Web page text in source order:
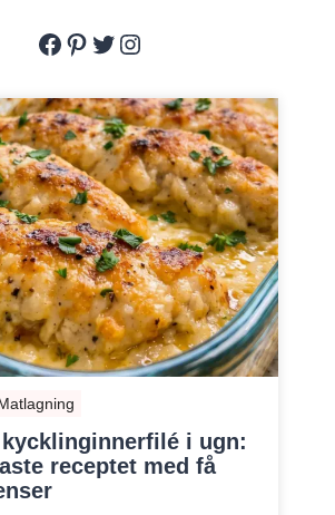
Facebook
Pinterest
Twitter
Instagram
i ugn:
receptet med få